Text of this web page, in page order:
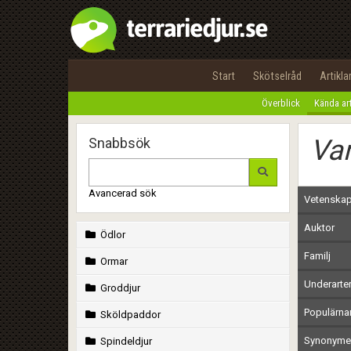
Start Skötselråd Artiklar
Överblick Kända
Snabbsök
Avancerad sök
Ödlor
Ormar
Groddjur
Sköldpaddor
Spindeldjur
Auktor
Familj
Underarter